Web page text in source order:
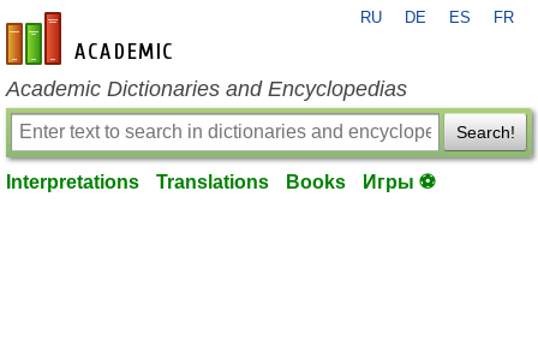
en-academic.com
RU DE ES FR
Academic Dictionaries and Encyclopedias
Search!
Interpretations Translations Books Игры ⚽